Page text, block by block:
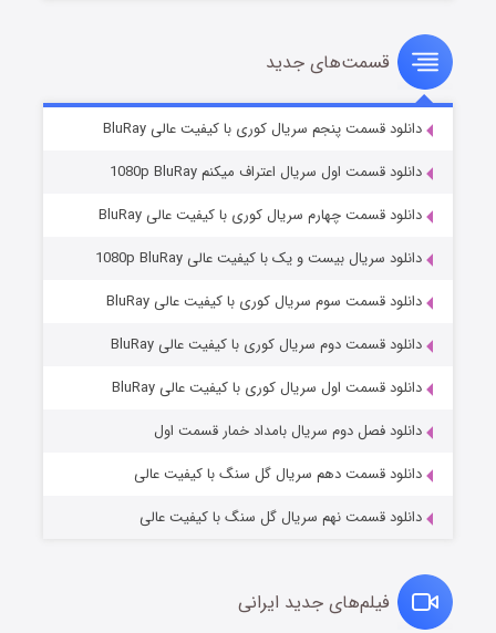
سریال زشت
قسمت۲ (زیرنویس) منتشر شد
مردگان متحرک: شهر مرده ۳
قسمت۲ (زیرنویس) منتشر شد
قسمت‌های جدید
دانلود قسمت پنجم سریال کوری با کیفیت عالی BluRay
دانلود قسمت اول سریال اعتراف میکنم 1080p BluRay
دانلود قسمت چهارم سریال کوری با کیفیت عالی BluRay
دانلود سریال بیست و یک با کیفیت عالی 1080p BluRay
دانلود قسمت سوم سریال کوری با کیفیت عالی BluRay
دانلود قسمت دوم سریال کوری با کیفیت عالی BluRay
دانلود قسمت اول سریال کوری با کیفیت عالی BluRay
دانلود فصل دوم سریال بامداد خمار قسمت اول
دانلود قسمت دهم سریال گل سنگ با کیفیت عالی
دانلود قسمت نهم سریال گل سنگ با کیفیت عالی
فیلم‌های جدید ایرانی